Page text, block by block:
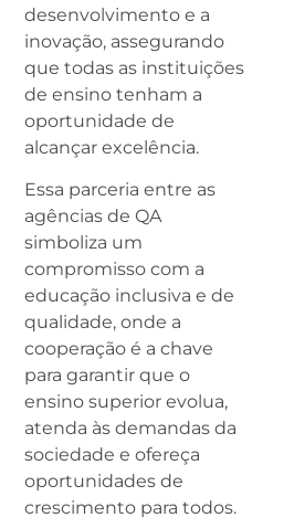
desenvolvimento e a
inovação, assegurando
que todas as instituições
de ensino tenham a
oportunidade de
alcançar excelência.
Essa parceria entre as
agências de QA
simboliza um
compromisso com a
educação inclusiva e de
qualidade, onde a
cooperação é a chave
para garantir que o
ensino superior evolua,
atenda às demandas da
sociedade e ofereça
oportunidades de
crescimento para todos.